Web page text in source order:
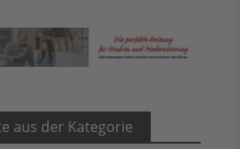
aus der Kategorie